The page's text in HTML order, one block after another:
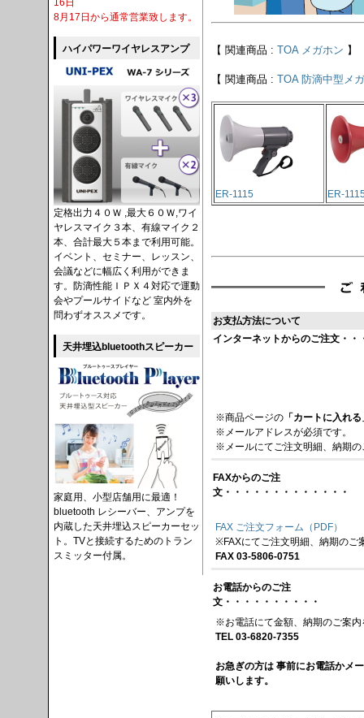
【 関連商品 : TOA メガホン 】
【 関連商品 : TOA 防滴中型メ
ER-1115 ER-
お支払方法について
インターネットからのご注文・・
※商品ページの 「カートに入れる
※メールアドレスが必須です。
※メールにてご注文明細、納期
FAXからのご注
文・・・・・・・・・・・・・
FAX ご注文フォーム（PDF）
※FAXにてご注文明細、納期のご
FAX 03-5806-0751
お電話からのご注
文・・・・・・・・・・
※お電話にて金額、納期のご案内
TEL 03-6820-7355
お急ぎの方は 事前にお電話かメ
願いします。
16日
8月17日から通常営業致します。
ハイパワーワイヤレスアンプ
定格出力４０Ｗ ,最大６０Ｗ,ワイ
ヤレスマイク３本、有線マイク２
本、合計最大５本まで利用可能。
イベント、セミナー、レッスン、
会議などに幅広く利用ができま
す。防滴性能ＩＰＸ４対応で運動
会やプールサイドなど 室内外を
問わずオススメです。
天井埋込bluetoothスピーカー
家庭用、小型店舗用に最適！
bluetooth レシーバー、アンプを
内蔵した天井埋込スピーカーセッ
ト。TVと接続するためのトラン
スミッター付属。